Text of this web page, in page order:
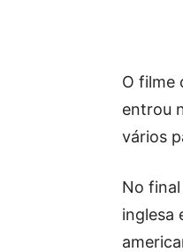
O filme
entrou
vários
No
inglesa